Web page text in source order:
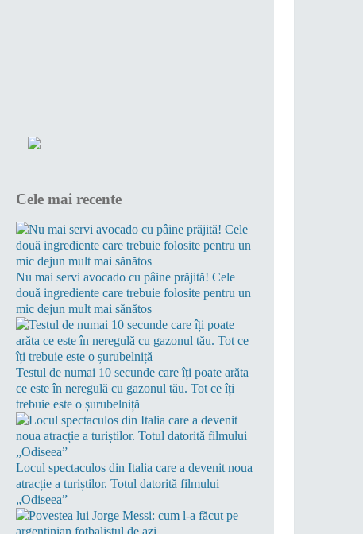
Cele mai recente
Nu mai servi avocado cu pâine prăjită! Cele
două ingrediente care trebuie folosite pentru un
mic dejun mult mai sănătos
Testul de numai 10 secunde care îți poate arăta
ce este în neregulă cu gazonul tău. Tot ce îți
trebuie este o șurubelniță
Locul spectaculos din Italia care a devenit noua
atracție a turiștilor. Totul datorită filmului
„Odiseea”